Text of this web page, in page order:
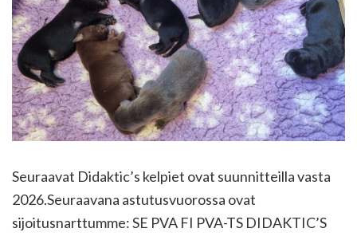
Seuraavat Didaktic’s kelpiet ovat suunnitteilla vasta
2026.Seuraavana astutusvuorossa ovat
sijoitusnarttumme: SE PVA FI PVA-TS DIDAKTIC’S